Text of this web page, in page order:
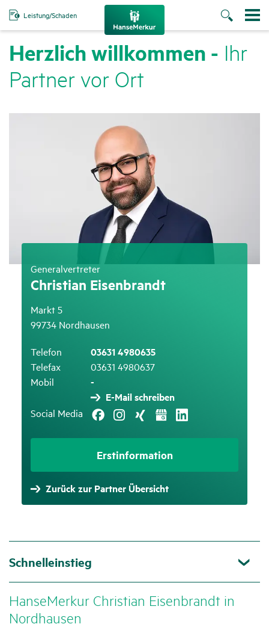
Leistung/Schaden
Herz­lich will­kommen - Ihr
Partner vor Ort
Generalvertreter
Chris­tian Eisen­brandt
Markt 5
99734 Nordhausen
Telefon 03631 4980635
Telefax
03631 4980637
Mobil
-
E-Mail schreiben
Social Media
Erstinformation
Zurück zur Partner Übersicht
Schnelleinstieg
HanseMerkur Chris­tian Eisen­brandt in
Nord­hausen